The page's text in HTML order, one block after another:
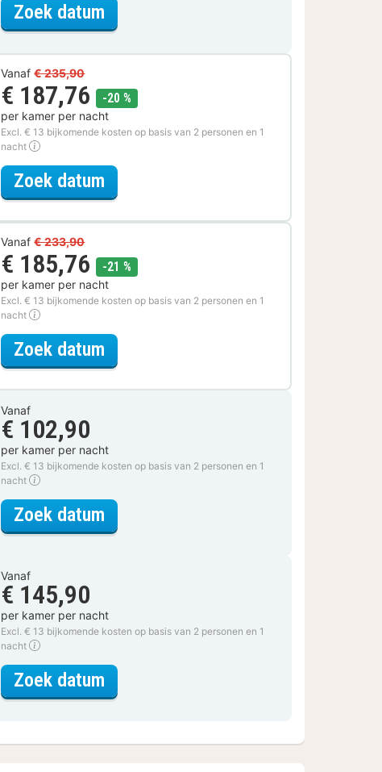
Zoek datum
Vanaf € 235,90
€ 187,76 -20 %
per kamer per nacht
Excl. € 13 bijkomende kosten op basis van 2 personen en 1
nacht
Zoek datum
Vanaf € 233,90
€ 185,76 -21 %
per kamer per nacht
Excl. € 13 bijkomende kosten op basis van 2 personen en 1
nacht
Zoek datum
Vanaf
€ 102,90
per kamer per nacht
Excl. € 13 bijkomende kosten op basis van 2 personen en 1
nacht
Zoek datum
Vanaf
€ 145,90
per kamer per nacht
Excl. € 13 bijkomende kosten op basis van 2 personen en 1
nacht
Zoek datum